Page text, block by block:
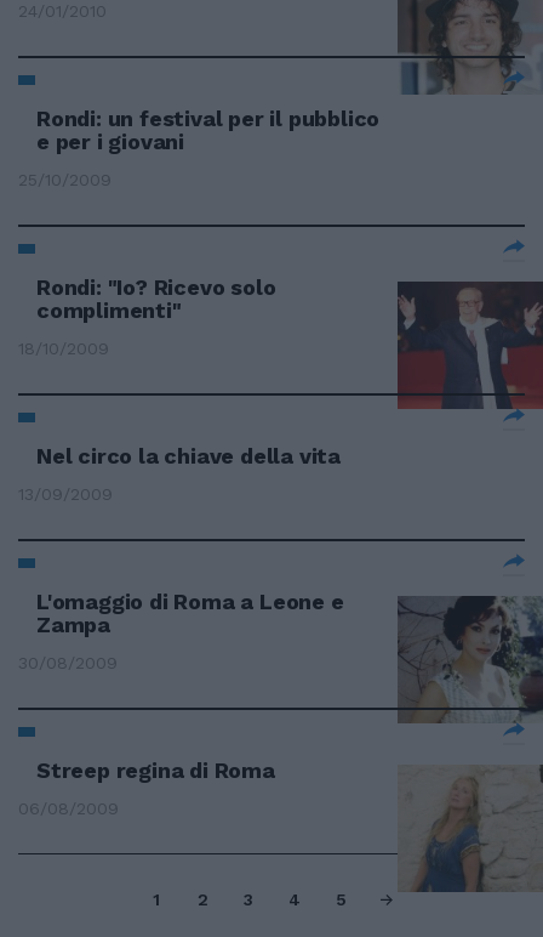
24/01/2010
Rondi: un festival per il pubblico
e per i giovani
25/10/2009
Rondi: "Io? Ricevo solo
complimenti"
18/10/2009
Nel circo la chiave della vita
13/09/2009
L'omaggio di Roma a Leone e
Zampa
30/08/2009
Streep regina di Roma
06/08/2009
1 2 3 4 5